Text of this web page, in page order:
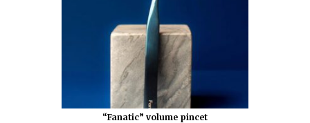
“Fanatic” volume pincet